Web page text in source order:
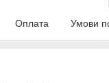
Оплата Умови